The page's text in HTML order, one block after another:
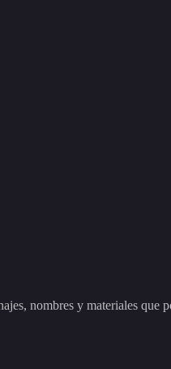
nombres y materiales que